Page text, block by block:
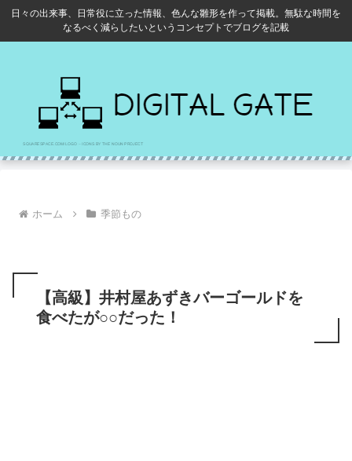
日々の出来事、日常役に立った情報、色んな雛形を作って掲載。無駄な時間を
なるべく減らしたいというコンセプトでブログを記載
ホーム 季節もの
【高級】井村屋あずきバーゴールドを
食べたが○○だった！